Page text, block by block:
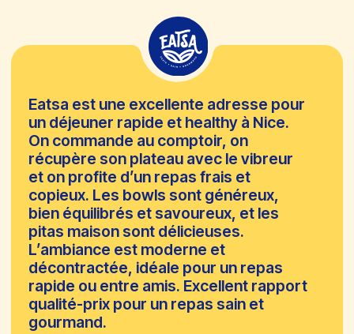
©2026 eatsa.fr
Tous droits réservés - crée parSEORESTO
Politique De Confidentialité · Mentions Légales
Produits Frais
English Spoken
Plats Végétariens
Wifi Disponible
Accessibles PMR
Plats Vegans